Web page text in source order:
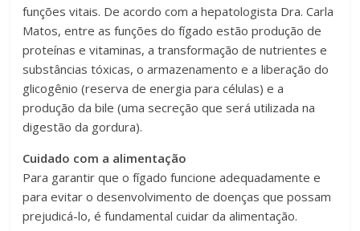
funções vitais. De acordo com a hepatologista Dra. Carla
Matos, entre as funções do fígado estão produção de
proteínas e vitaminas, a transformação de nutrientes e
substâncias tóxicas, o armazenamento e a liberação do
glicogênio (reserva de energia para células) e a
produção da bile (uma secreção que será utilizada na
digestão da gordura).
Cuidado com a alimentação
Para garantir que o fígado funcione adequadamente e
para evitar o desenvolvimento de doenças que possam
prejudicá-lo, é fundamental cuidar da alimentação.